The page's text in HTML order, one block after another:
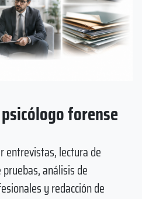
forense
entrevistas, lectura de
análisis de
y redacción de